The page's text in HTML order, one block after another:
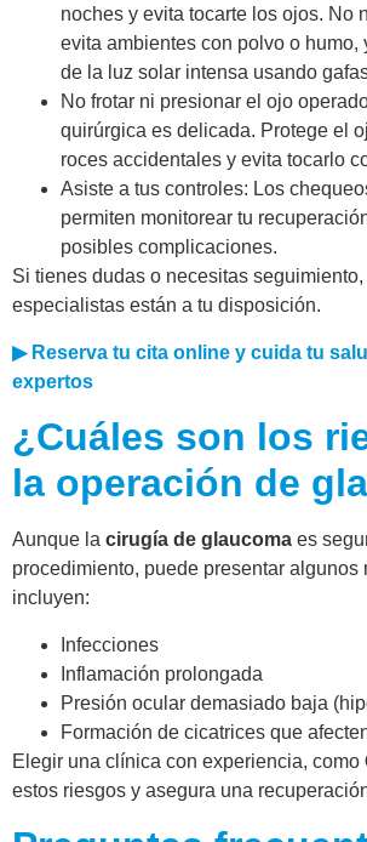
noches y evita tocarte los ojos. No
evita ambientes con polvo o humo,
de la luz solar intensa usando
No frotar ni presionar el ojo
quirúrgica es delicada. Protege el
roces accidentales y evita tocarlo
Asiste a tus controles: Los
permiten monitorear tu
posibles complicaciones.
Si tienes dudas o necesitas
especialistas están a tu disposición.
▶ Reserva tu cita online y cuida tu
expertos
¿Cuáles son los
la operación de
Aunque la cirugía de glaucoma es
procedimiento, puede presentar algunos
incluyen:
Infecciones
Inflamación prolongada
Presión ocular demasiado baja
Formación de cicatrices que
Elegir una clínica con experiencia, como
estos riesgos y asegura una